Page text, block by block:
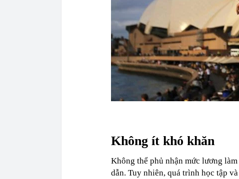
Không ít khó khăn
Không thể phủ nhận mức lương
dẫn. Tuy nhiên, quá trình học tập